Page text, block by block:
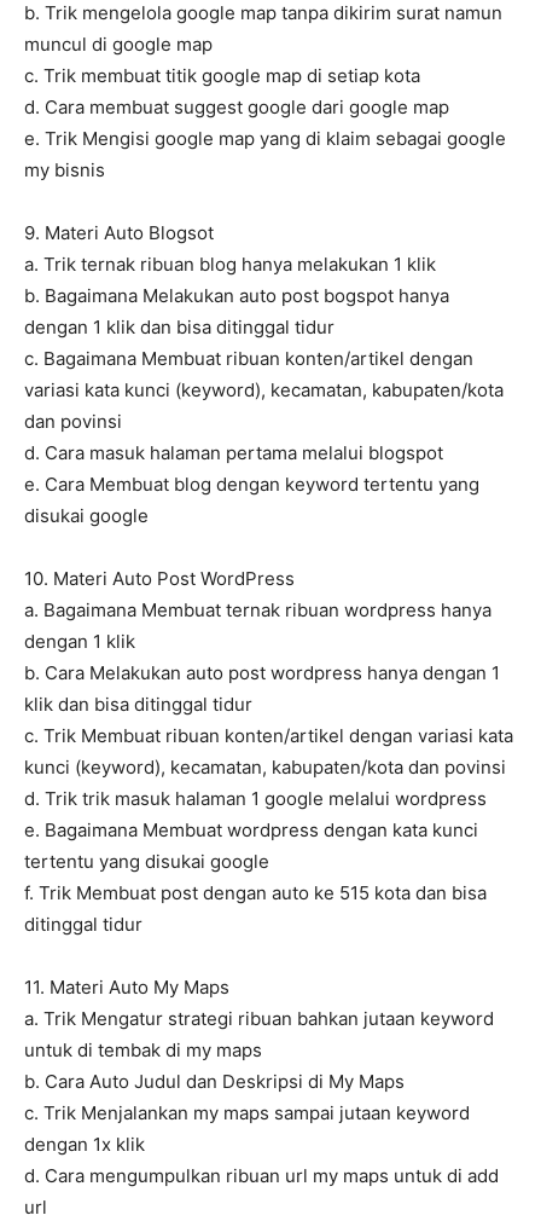
b. Trik mengelola google map tanpa dikirim surat namun
muncul di google map
c. Trik membuat titik google map di setiap kota
d. Cara membuat suggest google dari google map
e. Trik Mengisi google map yang di klaim sebagai google
my bisnis
9. Materi Auto Blogsot
a. Trik ternak ribuan blog hanya melakukan 1 klik
b. Bagaimana Melakukan auto post bogspot hanya
dengan 1 klik dan bisa ditinggal tidur
c. Bagaimana Membuat ribuan konten/artikel dengan
variasi kata kunci (keyword), kecamatan, kabupaten/kota
dan povinsi
d. Cara masuk halaman pertama melalui blogspot
e. Cara Membuat blog dengan keyword tertentu yang
disukai google
10. Materi Auto Post WordPress
a. Bagaimana Membuat ternak ribuan wordpress hanya
dengan 1 klik
b. Cara Melakukan auto post wordpress hanya dengan 1
klik dan bisa ditinggal tidur
c. Trik Membuat ribuan konten/artikel dengan variasi kata
kunci (keyword), kecamatan, kabupaten/kota dan povinsi
d. Trik trik masuk halaman 1 google melalui wordpress
e. Bagaimana Membuat wordpress dengan kata kunci
tertentu yang disukai google
f. Trik Membuat post dengan auto ke 515 kota dan bisa
ditinggal tidur
11. Materi Auto My Maps
a. Trik Mengatur strategi ribuan bahkan jutaan keyword
untuk di tembak di my maps
b. Cara Auto Judul dan Deskripsi di My Maps
c. Trik Menjalankan my maps sampai jutaan keyword
dengan 1x klik
d. Cara mengumpulkan ribuan url my maps untuk di add
url